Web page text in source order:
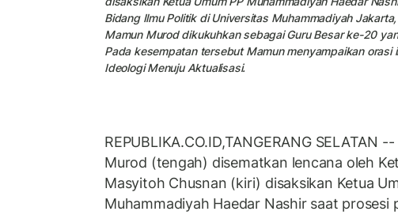
Bidang Ilmu Politik di Universitas Muhammadiyah
Mamun Murod dikukuhkan sebagai Guru Besar ke-20
Pada kesempatan tersebut Mamun menyampaikan orasi
Ideologi Menuju Aktualisasi.
REPUBLIKA.CO.ID,TANGERANG SELATAN
Murod (tengah) disematkan lencana oleh
Masyitoh Chusnan (kiri) disaksikan Ketua
Muhammadiyah Haedar Nashir saat prosesi